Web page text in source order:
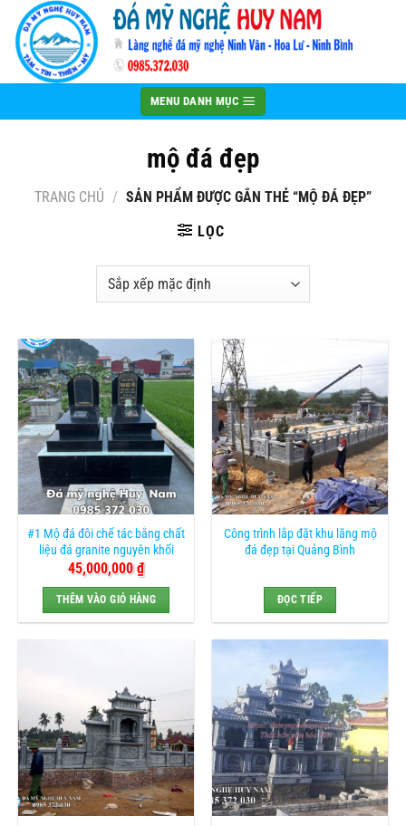
qua
nội
MENU DANH MỤC
mộ đá đẹp
TRANG CHỦ / SẢN PHẨM ĐƯỢC GẮN THẺ “MỘ ĐÁ ĐẸP”
LỌC
#1 Mộ đá đôi chế tác bằng chất
liệu đá granite nguyên khối
45,000,000₫
THÊM VÀO GIỎ HÀNG
Công trình lắp đặt khu lăng mộ
đá đẹp tại Quảng Bình
ĐỌC TIẾP